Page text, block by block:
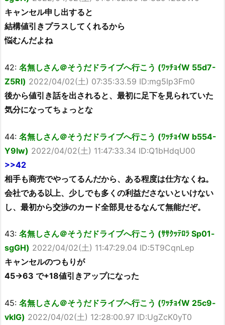
キャンセル申し出すると
結構値引きプラスしてくれるから
悩むんだよね
42: 名無しさん＠そうだドライブへ行こう (ﾜｯﾁｮｲW 55d7-
Z5Rl) 2022/04/02(土) 07:35:33.59 ID:mg5Ip3Fm0
後から値引き話を出されると、最初に足下を見られていた
気分になってちょっとな
44: 名無しさん＠そうだドライブへ行こう (ﾜｯﾁｮｲW b554-
Y9Iw) 2022/04/02(土) 11:47:33.34 ID:Q1bHdqU00
>>42
相手も商売でやってるんだから、ある程度は仕方なくね。
会社である以上、少しでも多くの利益ださないといけない
し、最初から交渉のカード全部見せるなんて無能だぞ。
43: 名無しさん＠そうだドライブへ行こう (ｻｻｸｯﾃﾛﾗ Sp01-
sgGH) 2022/04/02(土) 11:47:29.04 ID:5T9CqnLep
キャンセルのつもりが
45→63 で+18値引きアップになった
45: 名無しさん＠そうだドライブへ行こう (ﾜｯﾁｮｲW 25c9-
vklG) 2022/04/02(土) 12:28:00.97 ID:UgZcK0yT0